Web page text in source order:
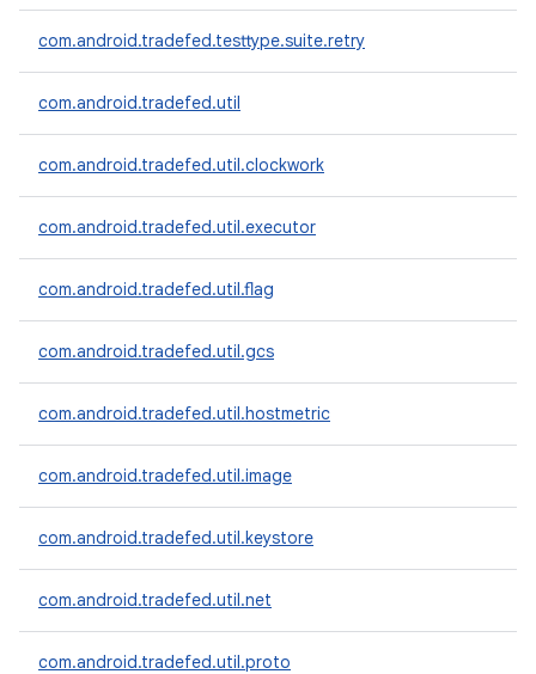
com.android.tradefed.testtype.suite.retry
com.android.tradefed.util
com.android.tradefed.util.clockwork
com.android.tradefed.util.executor
com.android.tradefed.util.flag
com.android.tradefed.util.gcs
com.android.tradefed.util.hostmetric
com.android.tradefed.util.image
com.android.tradefed.util.keystore
com.android.tradefed.util.net
com.android.tradefed.util.proto